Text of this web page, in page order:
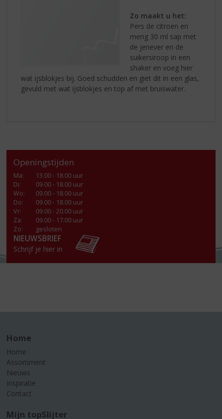
Zo maakt u het:
Pers de citroen en
meng 30 ml sap met
de jenever en de
suikersiroop in een
shaker en voeg hier
wat ijsblokjes bij. Goed schudden en giet dit in een glas,
gevuld met wat ijsblokjes en top af met bruiswater.
Openingstijden
Ma:
13.00 - 18.00 uur
Di:
09.00 - 18.00 uur
Wo:
09.00 - 18.00 uur
Do:
09.00 - 18.00 uur
Vr:
09.00 - 20.00 uur
Za:
09.00 - 17.00 uur
Zo:
gesloten
NIEUWSBRIEF
Schrijf je hier in
Home
Home
Assortiment
Nieuws
Inspiratie
Contact
Mijn topSlijter